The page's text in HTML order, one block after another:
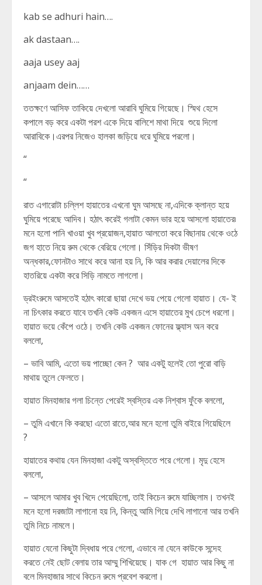
kab se adhuri hain….
ak dastaan….
aaja usey aaj
anjaam dein……
ততক্ষণে আসিফ তাকিয়ে দেখলো আরাবি ঘুমিয়ে গিয়েছে। স্মিথ হেসে
কপালে বড় করে একটা পরশ একে দিয়ে বালিশে মাথা দিয়ে শুয়ে দিলো
আরাবিকে।এরপর নিজেও হালকা জড়িয়ে ধরে ঘুমিয়ে পরলো।
“
“
রাত এগারোটা চল্লিশ হায়াতের এখনো ঘুম আসছে না,এদিকে ক্লান্ত হয়ে
ঘুমিয়ে পরেছে আদিব। হঠাৎ করেই গলাটা কেমন ভার হয়ে আসলো হায়াতের৷
মনে হলো পানি খাওয়া খুব প্রয়োজন,হায়াত আলতো করে বিছানায় থেকে ওঠে
জগ হাতে নিয়ে রুম থেকে বেরিয়ে গেলো। সিঁড়ির দিকটা ভীষণ
অন্ধকার,ফোনটাও সাথে করে আনা হয় নি, কি আর করার দেয়ালের দিকে
হাতরিয়ে একটা করে সিড়ি নামতে লাগলো।
ড্রইংরুমে আসতেই হঠাৎ কারো ছায়া দেখে ভয় পেয়ে গেলো হায়াত। যে- ই
না চিৎকার করতে যাবে তখনি কেউ একজন এসে হায়াতের মুখ চেপে ধরলো।
হায়াত ভয়ে কেঁপে ওঠে। তখনি কেউ একজন ফোনের ফ্ল্যাস অন করে
বললো,
– ভাবি আমি, এতো ভয় পাচ্ছো কেন ? আর একটু হলেই তো পুরো বাড়ি
মাথায় তুলে ফেলতে।
হায়াত মিনহাজার গলা চিন্তে পেরেই স্বস্তির এক নিশ্বাস ফুঁকে বললো,
– তুমি এখানে কি করছো এতো রাতে,আর মনে হলো তুমি বাইরে গিয়েছিলে
?
হায়াতের কথায় যেন মিনহাজা একটু অস্বস্তিতে পরে গেলো। মৃদু হেসে
বললো,
– আসলে আমার খুব খিদে পেয়েছিলো, তাই কিচেন রুমে যাচ্ছিলাম। তখনই
মনে হলো দরজাটা লাগানো হয় নি, কিন্তু আমি গিয়ে দেখি লাগানো আর তখনি
তুমি নিচে নামলে।
হায়াত যেনো কিছুটা দ্বিধায় পরে গেলো, এভাবে না যেনে কাউকে সন্দেহ
করতে নেই ছোট বেলায় তার আম্মু শিখিয়েছে। যাক গে হায়াত আর কিছু না
বলে মিনহাজার সাথে কিচেন রুমে প্রবেশ করলো।